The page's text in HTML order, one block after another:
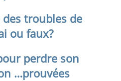
des troubles de
ou faux?
perdre son
…prouvées